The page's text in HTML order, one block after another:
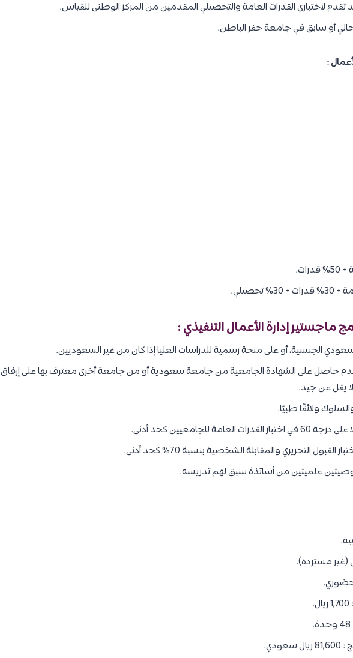
لاختباري القدرات العامة والتحصيلي المقدمين من المركز الوطني للقياس.
أو سابق في جامعة حفر الباطن.
:
ماجستير إدارة الأعمال التنفيذي :
الجنسية، أو على منحة رسمية للدراسات العليا إذا كان من غير السعوديين.
حاصل على الشهادة الجامعية من جامعة سعودية أو من جامعة أخرى معترف بها على إرفاق
يقل عن جيد.
ولائقًا طبيًا.
للجامعيين كحد أدنى.
التحريري والمقابلة الشخصية بنسبة 70% كحد أدنى.
علميتين من أساتذة سبق لهم تدريسه.
حضوري.